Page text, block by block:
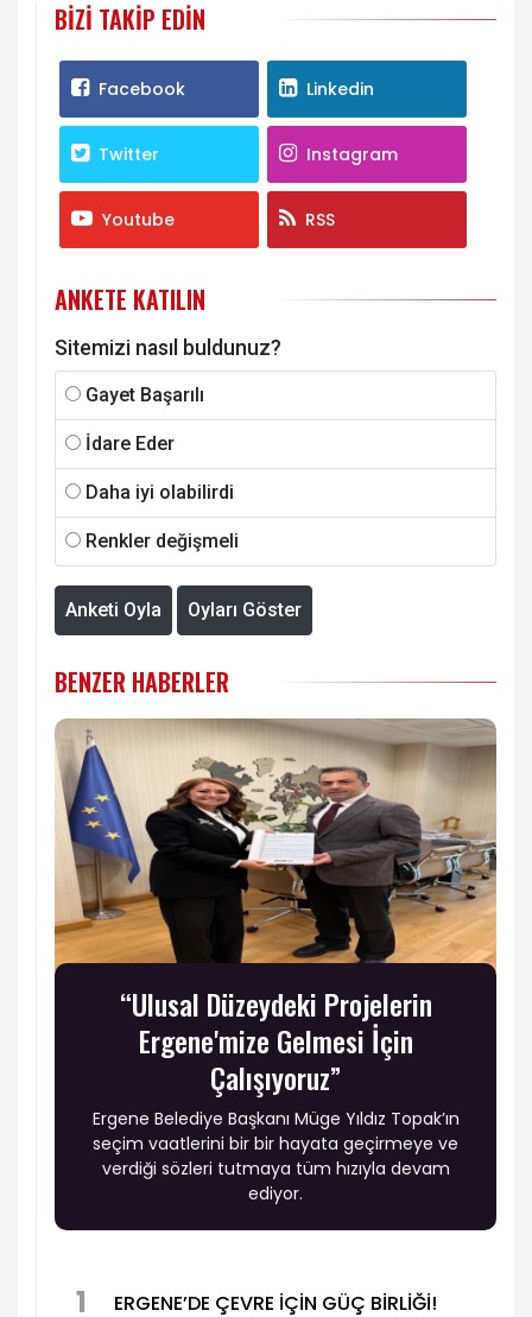
BIZI TAKIP EDIN
Facebook Linkedin
Twitter Instagram
Youtube RSS
ANKETE KATILIN
Sitemizi nasıl buldunuz?
Gayet Başarılı
İdare Eder
Daha iyi olabilirdi
Renkler değişmeli
Anketi Oyla Oyları Göster
BENZER HABERLER
“Ulusal Düzeydeki Projelerin
Ergene'mize Gelmesi İçin
Çalışıyoruz”
Ergene Belediye Başkanı Müge Yıldız Topak’ın
seçim vaatlerini bir bir hayata geçirmeye ve
verdiği sözleri tutmaya tüm hızıyla devam
ediyor.
1 ERGENE’DE ÇEVRE İÇİN GÜÇ BİRLİĞİ!